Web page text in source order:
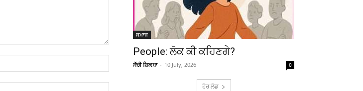
ਸਮਾਜ
People: ਲੋਕ ਕੀ ਕਹਿਣਗੇ?
ਸੱਚੀ ਸ਼ਿਕਸ਼ਾ - 10 July, 2026 0
ਹੋਰ ਲੋਡ